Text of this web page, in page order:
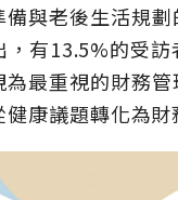
與老後生活規
有13.5%的受訪
最重視的財務管
康議題轉化為財